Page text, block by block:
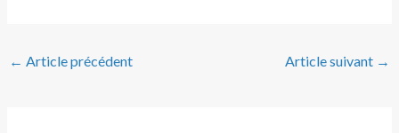
← Article précédent Article suivant →